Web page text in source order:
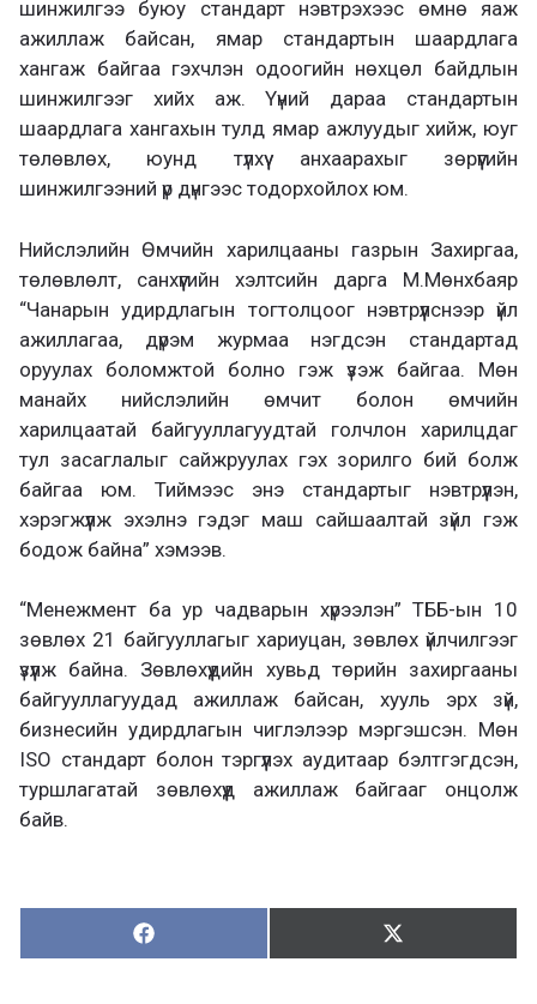
шинжилгээ буюу стандарт нэвтрэхээс өмнө яаж
ажиллаж байсан, ямар стандартын шаардлага
хангаж байгаа гэхчлэн одоогийн нөхцөл байдлын
шинжилгээг хийх аж. Үүний дараа стандартын
шаардлага хангахын тулд ямар ажлуудыг хийж, юуг
төлөвлөх, юунд түлхүү анхаарахыг зөрүүгийн
шинжилгээний үр дүнгээс тодорхойлох юм.
Нийслэлийн Өмчийн харилцааны газрын Захиргаа,
төлөвлөлт, санхүүгийн хэлтсийн дарга М.Мөнхбаяр
“Чанарын удирдлагын тогтолцоог нэвтрүүлснээр үйл
ажиллагаа, дүрэм журмаа нэгдсэн стандартад
оруулах боломжтой болно гэж үзэж байгаа. Мөн
манайх нийслэлийн өмчит болон өмчийн
харилцаатай байгууллагуудтай голчлон харилцдаг
тул засаглалыг сайжруулах гэх зорилго бий болж
байгаа юм. Тиймээс энэ стандартыг нэвтрүүлэн,
хэрэгжүүлж эхэлнэ гэдэг маш сайшаалтай зүйл гэж
бодож байна” хэмээв.
“Менежмент ба ур чадварын хүрээлэн” ТББ-ын 10
зөвлөх 21 байгууллагыг хариуцан, зөвлөх үйлчилгээг
үзүүлж байна. Зөвлөхүүдийн хувьд төрийн захиргааны
байгууллагуудад ажиллаж байсан, хууль эрх зүй,
бизнесийн удирдлагын чиглэлээр мэргэшсэн. Мөн
ISO стандарт болон тэргүүлэх аудитаар бэлтгэгдсэн,
туршлагатай зөвлөхүүд ажиллаж байгааг онцолж
байв.
Хуваалцах:
Х
у
Түгээх:
Т